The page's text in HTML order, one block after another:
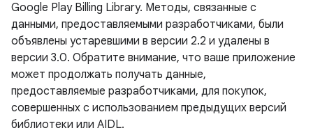
Google Play Billing Library. Методы, связанные с
данными, предоставляемыми разработчиками, были
объявлены устаревшими в версии 2.2 и удалены в
версии 3.0. Обратите внимание, что ваше приложение
может продолжать получать данные,
предоставляемые разработчиками, для покупок,
совершенных с использованием предыдущих версий
библиотеки или AIDL.